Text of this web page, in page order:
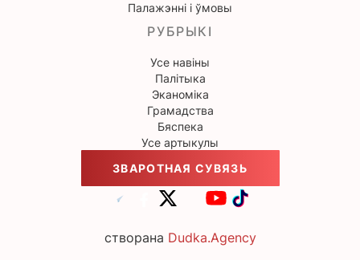
Палажэнні і ўмовы
РУБРЫКІ
Усе навіны
Палітыка
Эканоміка
Грамадства
Бяспека
Усе артыкулы
ЗВАРОТНАЯ СУВЯЗЬ
створана Dudka.Agency